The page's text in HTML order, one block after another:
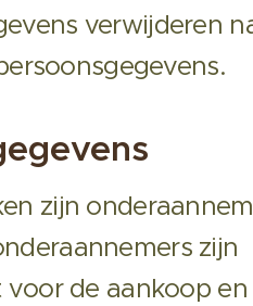
verwijderen
zijn
zijn
de aankoop en